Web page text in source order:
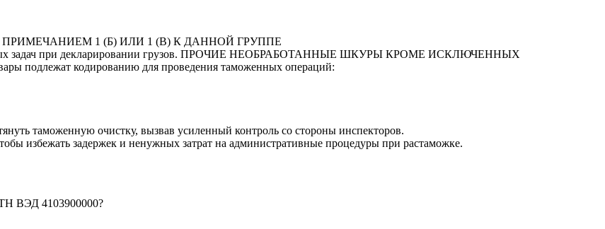
1 (Б) ИЛИ 1 (В) К ДАННОЙ ГРУППЕ
задач при декларировании грузов. ПРОЧИЕ НЕОБРАБОТАННЫЕ ШКУРЫ КРОМЕ ИСКЛЮЧЕННЫХ
кодированию для проведения таможенных операций:
таможенную очистку, вызвав усиленный контроль со стороны инспекторов.
избежать задержек и ненужных затрат на административные процедуры при растаможке.
ВЭД 4103900000?